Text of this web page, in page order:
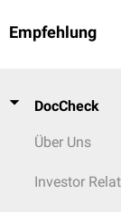
Empfehlung
DocCheck
Über Uns
Investor